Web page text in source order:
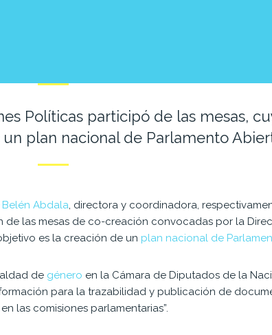
Políticas participó de las mesas,
plan nacional de Parlamento
Belén Abdala, directora y coordinadora,
de las mesas de co-creación convocadas por la
es la creación de un plan nacional de
de género en la Cámara de Diputados de la
para la trazabilidad y publicación de
en las comisiones parlamentarias”.